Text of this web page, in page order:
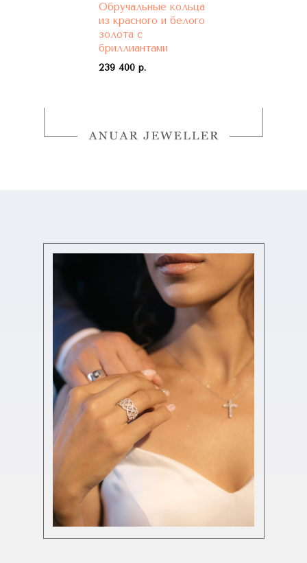
Обручальные кольца
из красного и белого
золота с
бриллиантами
239 400 р.